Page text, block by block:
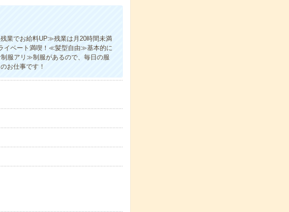
業でお給料UP≫残業は月20時間未満
イベート満喫！≪髪型自由≫基本的に
服アリ≫制服があるので、毎日の服
お仕事です！